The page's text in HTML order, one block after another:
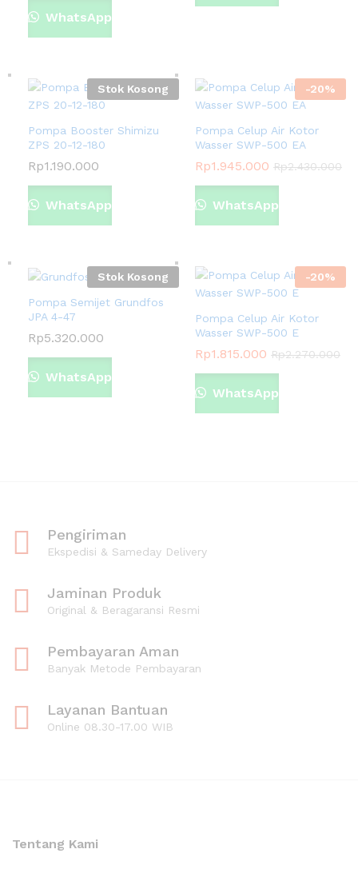
WhatsApp
Stok Kosong
Pompa Booster Shimizu
ZPS 20-12-180
Rp1.190.000
WhatsApp
-20%
Pompa Celup Air Kotor
Wasser SWP-500 EA
Rp1.945.000 Rp2.430.000
WhatsApp
Stok Kosong
Pompa Semijet Grundfos
JPA 4-47
Rp5.320.000
WhatsApp
-20%
Pompa Celup Air Kotor
Wasser SWP-500 E
Rp1.815.000 Rp2.270.000
WhatsApp
Pengiriman
Ekspedisi & Sameday Delivery
Jaminan Produk
Original & Beragaransi Resmi
Pembayaran Aman
Banyak Metode Pembayaran
Layanan Bantuan
Online 08.30-17.00 WIB
Tentang Kami